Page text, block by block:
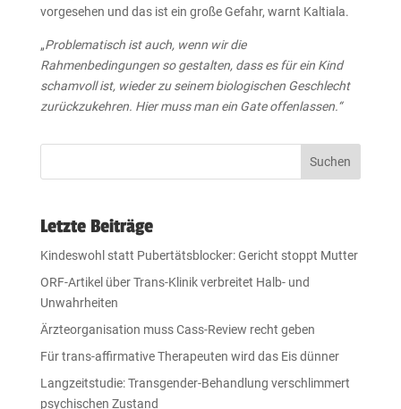
vorgesehen und das ist ein große Gefahr, warnt Kaltiala.
„Problematisch ist auch, wenn wir die
Rahmenbedingungen so gestalten, dass es für ein Kind
schamvoll ist, wieder zu seinem biologischen Geschlecht
zurückzukehren. Hier muss man ein Gate offenlassen.“
Suchen
Letzte Beiträge
Kindeswohl statt Pubertätsblocker: Gericht stoppt Mutter
ORF-Artikel über Trans-Klinik verbreitet Halb- und
Unwahrheiten
Ärzteorganisation muss Cass-Review recht geben
Für trans-affirmative Therapeuten wird das Eis dünner
Langzeitstudie: Transgender-Behandlung verschlimmert
psychischen Zustand